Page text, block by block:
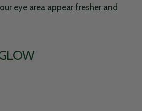
eye area appear fresher and